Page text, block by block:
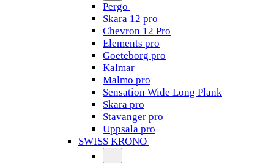
Pergo
Skara 12 pro
Chevron 12 Pro
Elements pro
Goeteborg pro
Kalmar
Malmo pro
Sensation Wide Long Plank
Skara pro
Stavanger pro
Uppsala pro
SWISS KRONO